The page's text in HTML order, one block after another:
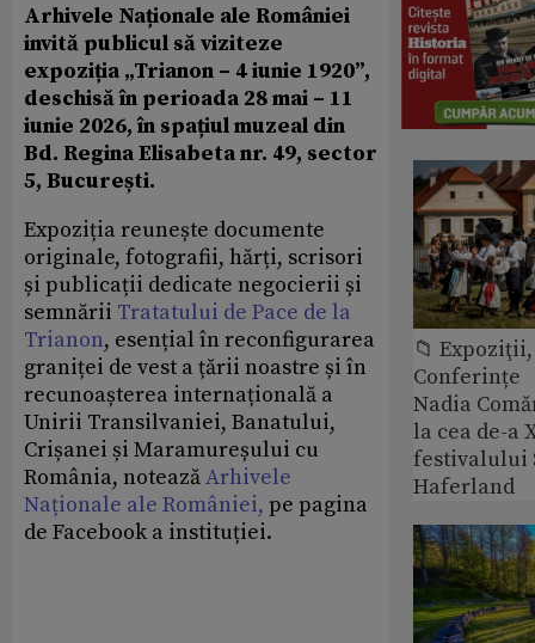
Arhivele Naționale ale României
invită publicul să viziteze
expoziția „Trianon – 4 iunie 1920”,
deschisă în perioada 28 mai – 11
iunie 2026, în spațiul muzeal din
Bd. Regina Elisabeta nr. 49, sector
5, București.
Expoziția reunește documente
originale, fotografii, hărți, scrisori
și publicații dedicate negocierii și
semnării Tratatului de Pace de la
Trianon, esențial în reconfigurarea
graniței de vest a țării noastre și în
recunoașterea internațională a
Unirii Transilvaniei, Banatului,
Crișanei și Maramureșului cu
România, noteazăArhivele
Naționale ale României, pe pagina
de Facebook a instituției.
📁
Conferințe
Nadia
la cea de-a
festivalului
Haferland